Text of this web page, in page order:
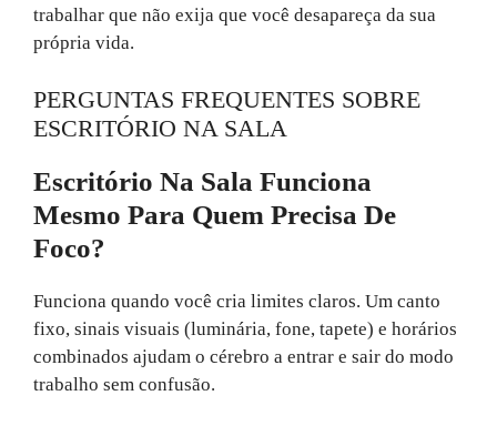
trabalhar que não exija que você desapareça da sua
própria vida.
PERGUNTAS FREQUENTES SOBRE
ESCRITÓRIO NA SALA
Escritório Na Sala Funciona
Mesmo Para Quem Precisa De
Foco?
Funciona quando você cria limites claros. Um canto
fixo, sinais visuais (luminária, fone, tapete) e horários
combinados ajudam o cérebro a entrar e sair do modo
trabalho sem confusão.